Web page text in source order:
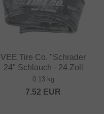
VEE Tire Co. "Schrader
24" Schlauch - 24 Zoll
0.13 kg
7.52 EUR